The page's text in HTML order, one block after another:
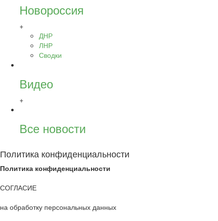
Новороссия
+
ДНР
ЛНР
Сводки
Видео
+
Все новости
Политика конфиденциальности
Политика конфиденциальности
СОГЛАСИЕ
на обработку персональных данных